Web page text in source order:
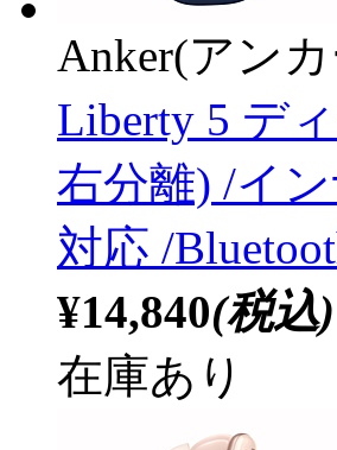
Anker(アン
Liberty 5 デ
右分離) /イ
対応 /
¥14,840(税込)
在庫あり